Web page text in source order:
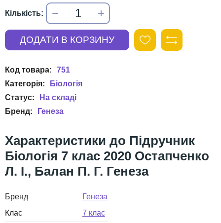
751
Біологія
Генеза
Підручник
Біологія 7 клас 2020 Остапченко
Л. І., Балан П. Г. Генеза
Бренд
Генеза
Клас
7 клас